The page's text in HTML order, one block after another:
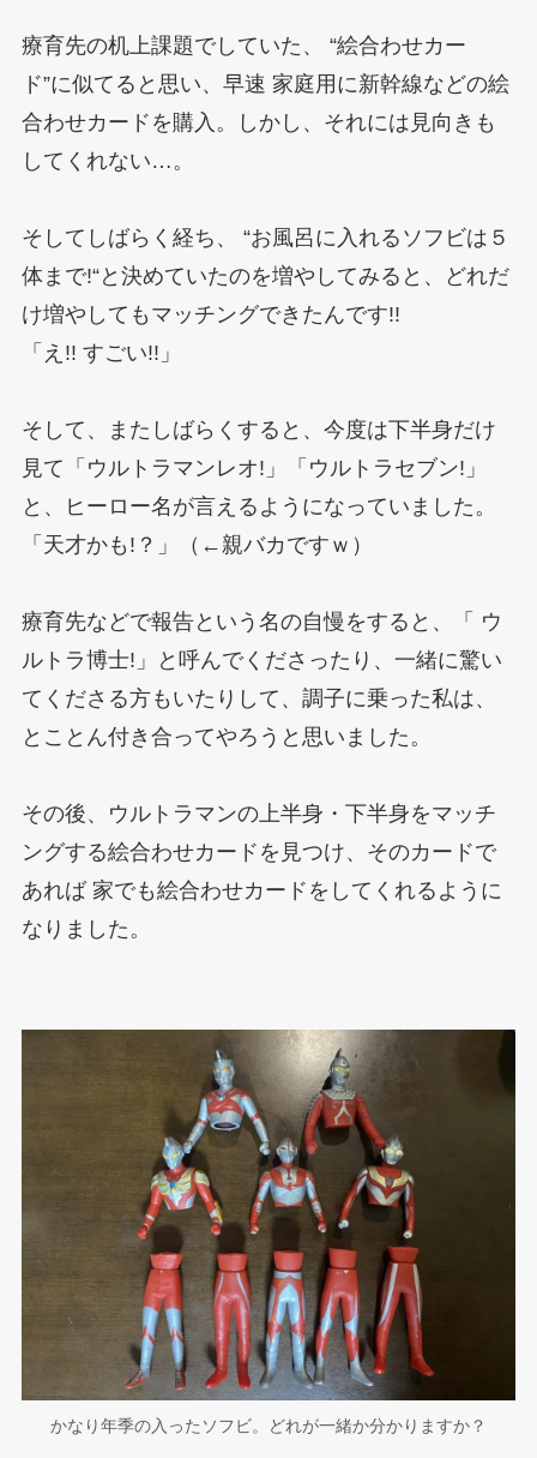
療育先の机上課題でしていた、 “絵合わせカー
ド”に似てると思い、早速 家庭用に新幹線などの絵
合わせカードを購入。しかし、それには見向きも
してくれない…。
そしてしばらく経ち、 “お風呂に入れるソフビは５
体まで!“と決めていたのを増やしてみると、どれだ
け増やしてもマッチングできたんです!!
「え!! すごい!!」
そして、またしばらくすると、今度は下半身だけ
見て「ウルトラマンレオ!」「ウルトラセブン!」
と、ヒーロー名が言えるようになっていました。
「天才かも!？」（←親バカですｗ）
療育先などで報告という名の自慢をすると、「 ウ
ルトラ博士!」と呼んでくださったり、一緒に驚い
てくださる方もいたりして、調子に乗った私は、
とことん付き合ってやろうと思いました。
その後、ウルトラマンの上半身・下半身をマッチ
ングする絵合わせカードを見つけ、そのカードで
あれば 家でも絵合わせカードをしてくれるように
なりました。
かなり年季の入ったソフビ。どれが一緒か分かりますか？